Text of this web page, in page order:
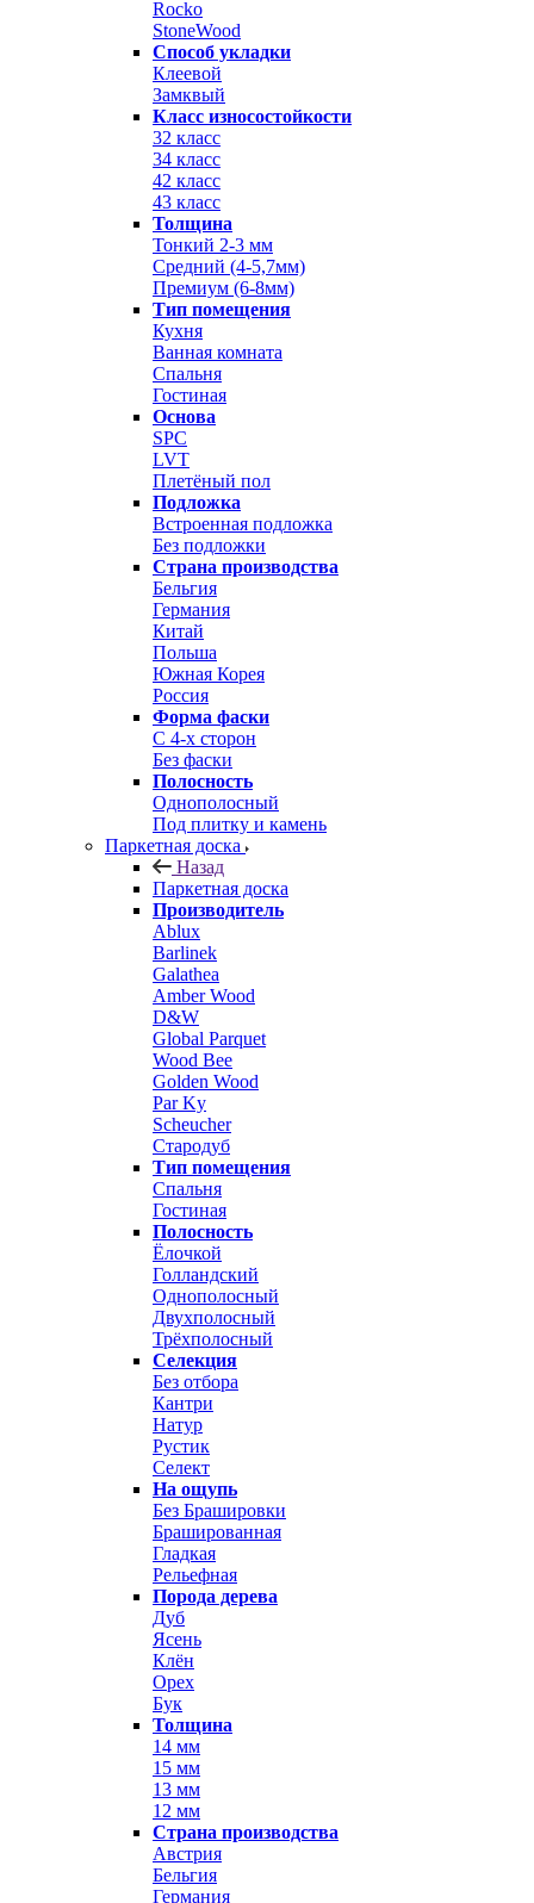
Rocko
StoneWood
Способ укладки
Клеевой
Замквый
Класс износостойкости
32 класс
34 класс
42 класс
43 класс
Толщина
Тонкий 2-3 мм
Средний (4-5,7мм)
Премиум (6-8мм)
Тип помещения
Кухня
Ванная комната
Спальня
Гостиная
Основа
SPC
LVT
Плетёный пол
Подложка
Встроенная подложка
Без подложки
Страна производства
Бельгия
Германия
Китай
Польша
Южная Корея
Россия
Форма фаски
С 4-х сторон
Без фаски
Полосность
Однополосный
Под плитку и камень
Паркетная доска
Назад
Паркетная доска
Производитель
Ablux
Barlinek
Galathea
Amber Wood
D&W
Global Parquet
Wood Bee
Golden Wood
Par Ky
Scheucher
Стародуб
Тип помещения
Спальня
Гостиная
Полосность
Ёлочкой
Голландский
Однополосный
Двухполосный
Трёхполосный
Селекция
Без отбора
Кантри
Натур
Рустик
Селект
На ощупь
Без Брашировки
Брашированная
Гладкая
Рельефная
Порода дерева
Дуб
Ясень
Клён
Орех
Бук
Толщина
14 мм
15 мм
13 мм
12 мм
Страна производства
Австрия
Бельгия
Германия